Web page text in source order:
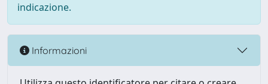
indicazione.
Informazioni